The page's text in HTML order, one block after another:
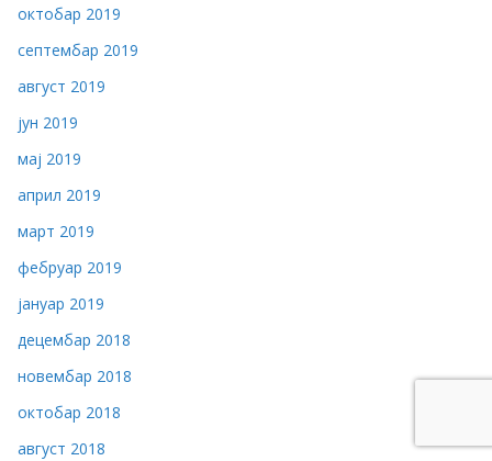
октобар 2019
септембар 2019
август 2019
јун 2019
мај 2019
април 2019
март 2019
фебруар 2019
јануар 2019
децембар 2018
новембар 2018
октобар 2018
август 2018